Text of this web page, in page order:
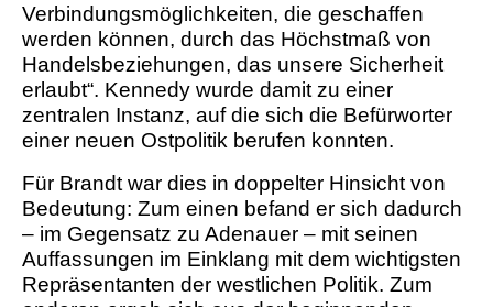
Verbindungsmöglichkeiten, die geschaffen
werden können, durch das Höchstmaß von
Handelsbeziehungen, das unsere Sicherheit
erlaubt“. Kennedy wurde damit zu einer
zentralen Instanz, auf die sich die Befürworter
einer neuen Ostpolitik berufen konnten.
Für Brandt war dies in doppelter Hinsicht von
Bedeutung: Zum einen befand er sich dadurch
– im Gegensatz zu Adenauer – mit seinen
Auffassungen im Einklang mit dem wichtigsten
Repräsentanten der westlichen Politik. Zum